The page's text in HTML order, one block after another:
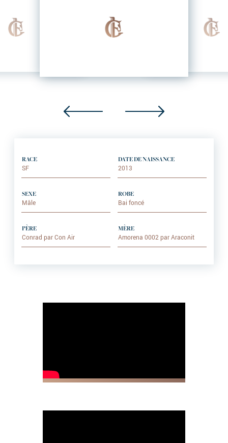
RACE
SF
DATE DE NAISSANCE
2013
SEXE
Mâle
ROBE
Bai foncé
PÈRE
Conrad par Con Air
MÈRE
Amorena 0002 par Araconit